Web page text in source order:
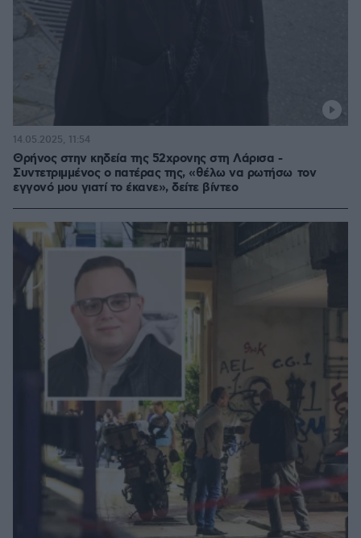
Θρήνος στην κηδεία της 52χρονης στη Λάρισα -
Συντετριμμένος ο πατέρας της, «θέλω να ρωτήσω τον
εγγονό μου γιατί το έκανε», δείτε βίντεο
14.05.2025, 11:54